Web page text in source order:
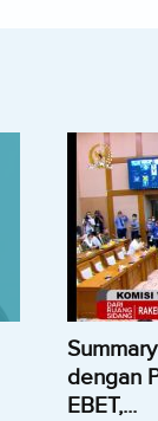
dengan
EBET,...